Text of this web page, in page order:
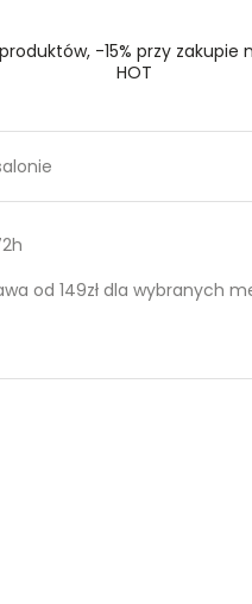
-15% przy zakupie
HOT
od 149zł dla wybranych